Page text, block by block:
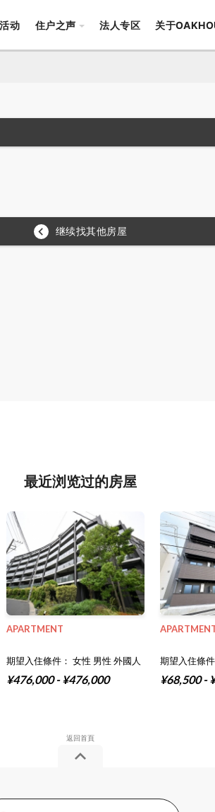
活动 住户之声 法人专区 关于
继续找其他房屋
最近浏览过的房屋
APARTMENT
期望入住條件： 女性 男性 外國人
¥476,000 - ¥476,000
期望入住條
¥68,500 -